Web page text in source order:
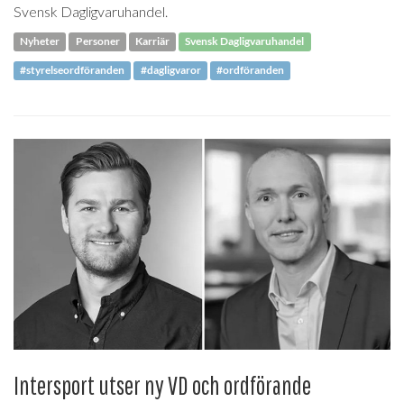
Svensk Dagligvaruhandel.
Nyheter Personer Karriär Svensk Dagligvaruhandel
#styrelseordföranden #dagligvaror #ordföranden
Intersport utser ny VD och ordförande